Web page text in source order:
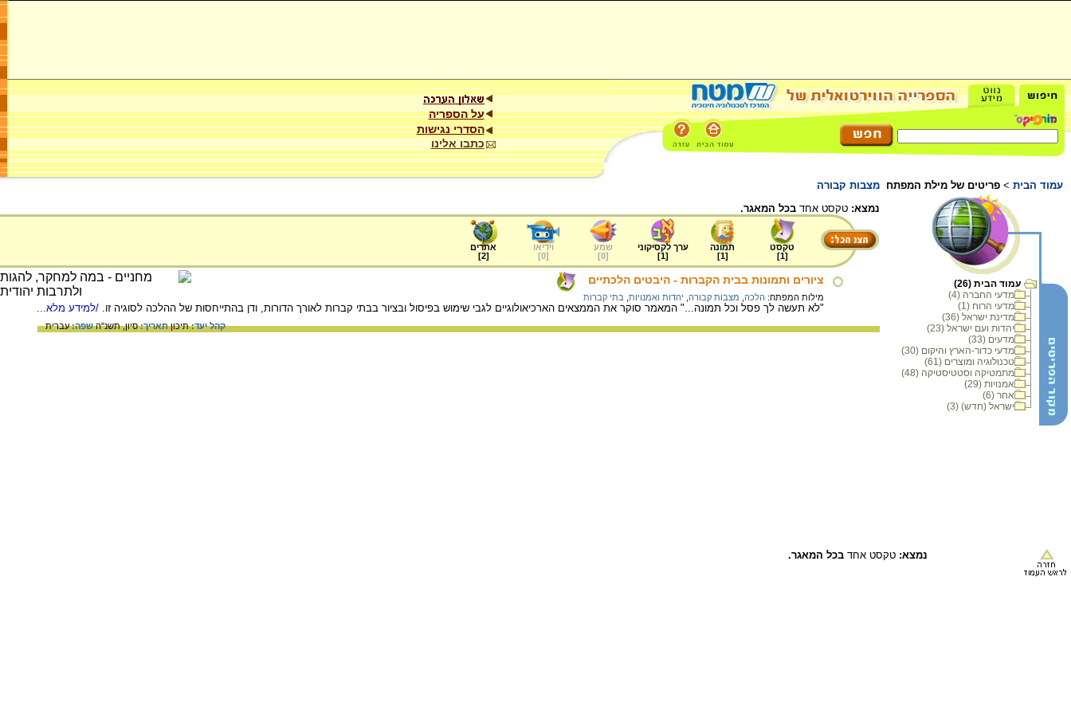
על הספריה
הסדרי נגישות
כתבו אלינו
עמוד הבית > פריטים של מילת המפתח מצבות קבורה
עמוד הבית (26)
מדעי החברה (4)
מדעי הרוח (1)
מדינת ישראל (36)
יהדות ועם ישראל (23)
מדעים (33)
מדעי כדור-הארץ והיקום (30)
טכנולוגיה ומוצרים (61)
מתמטיקה וסטטיסטיקה (48)
אמנויות (29)
אחר (6)
ישראל (חדש) (3)
נמצא: טקסט אחד בכל המאגר.
טקסט
[
1
]
תמונה
[
1
]
ערך לקסיקוני
[
1
]
שמע
[
0
]
וידיאו
[
0
]
אתרים
[
2
]
ציורים ותמונות בבית הקברות - היבטים הלכתיים
מילות המפתח: הלכה מצבות קבורה יהדות ואמנויות בתי קברות
"לא תעשה לך פסל וכל תמונה..." המאמר סוקר את הממצאים הארכיאולוגיים לגבי שימוש בפיסול ובציור בבתי קברות לאורך הדורות, ודן בהתייחסות של ההלכה לסוגיה זו. /למידע מלא...
קהל יעד:תיכוןתאריך:סיון, תשנ"השפה:עברית
נמצא: טקסט אחד בכל המאגר.